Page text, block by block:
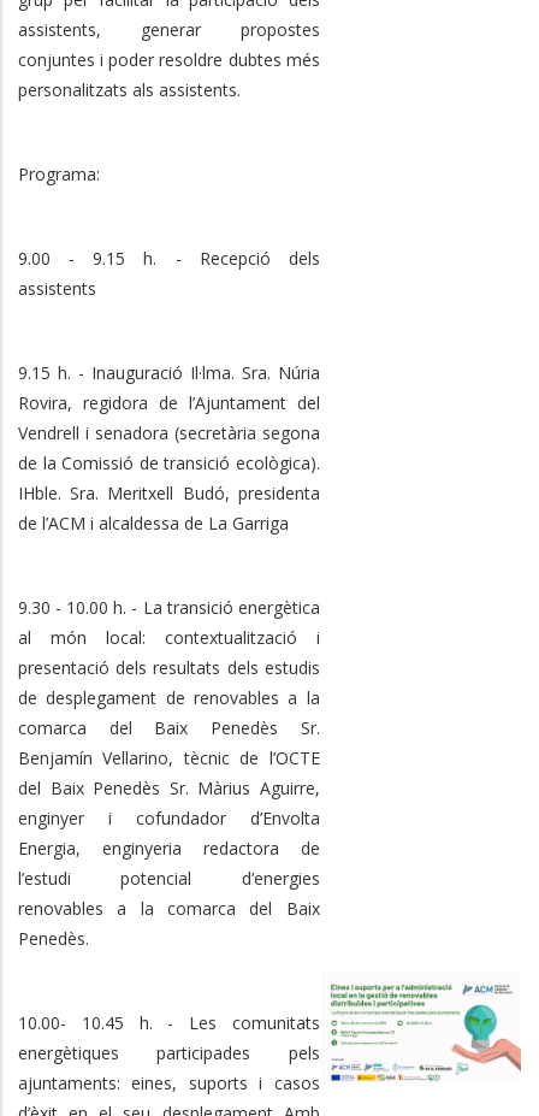
assistents, generar propostes
conjuntes i poder resoldre dubtes més
personalitzats als assistents.
Programa:
9.00 - 9.15 h. - Recepció dels
assistents
9.15 h. - Inauguració Il·lma. Sra. Núria
Rovira, regidora de l’Ajuntament del
Vendrell i senadora (secretària segona
de la Comissió de transició ecològica).
IHble. Sra. Meritxell Budó, presidenta
de l’ACM i alcaldessa de La Garriga
9.30 - 10.00 h. - La transició energètica
al món local: contextualització i
presentació dels resultats dels estudis
de desplegament de renovables a la
comarca del Baix Penedès Sr.
Benjamín Vellarino, tècnic de l’OCTE
del Baix Penedès Sr. Màrius Aguirre,
enginyer i cofundador d’Envolta
Energia, enginyeria redactora de
l’estudi potencial d’energies
renovables a la comarca del Baix
Penedès.
10.00- 10.45 h. - Les comunitats
energètiques participades pels
ajuntaments: eines, suports i casos